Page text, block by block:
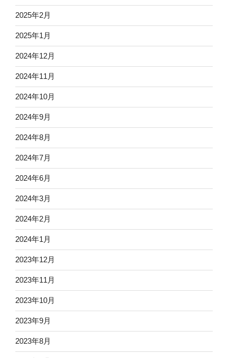
2025年2月
2025年1月
2024年12月
2024年11月
2024年10月
2024年9月
2024年8月
2024年7月
2024年6月
2024年3月
2024年2月
2024年1月
2023年12月
2023年11月
2023年10月
2023年9月
2023年8月